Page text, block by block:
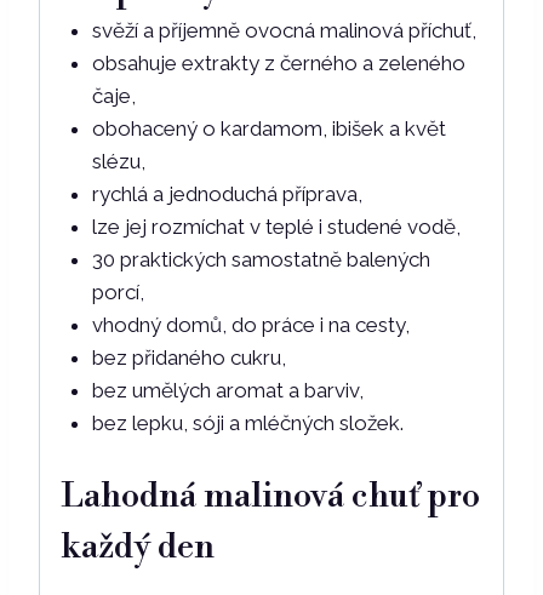
svěží a příjemně ovocná malinová příchuť,
obsahuje extrakty z černého a zeleného
čaje,
obohacený o kardamom, ibišek a květ
slézu,
rychlá a jednoduchá příprava,
lze jej rozmíchat v teplé i studené vodě,
30 praktických samostatně balených
porcí,
vhodný domů, do práce i na cesty,
bez přidaného cukru,
bez umělých aromat a barviv,
bez lepku, sóji a mléčných složek.
Lahodná malinová chuť pro
každý den